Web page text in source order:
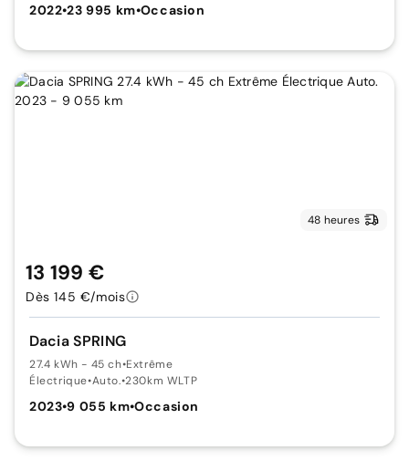
2022•23 995 km•Occasion
48 heures
Dacia SPRING
27.4 kWh - 45 ch•Extrême
Électrique•Auto.•230km WLTP
2023•9 055 km•Occasion
13 199 €
Dès 145 €/mois